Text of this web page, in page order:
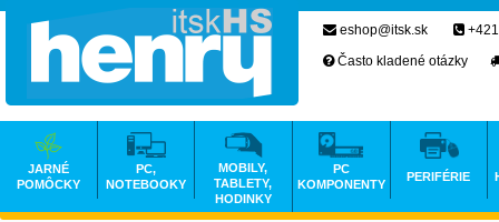
eshop@itsk.sk
Často kladené otázky
JARNÉ
POMÔCKY
PC,
NOTEBOOKY
MOBILY,
TABLETY,
HODINKY
PC
KOMPONENTY
PERIFÉRIE